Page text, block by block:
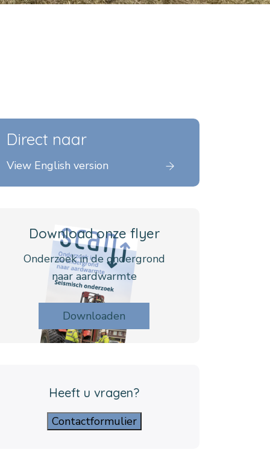
Direct naar
View English version
Download onze flyer
Onderzoek in de ondergrond
naar aardwarmte
Downloaden
Heeft u vragen?
Contactformulier